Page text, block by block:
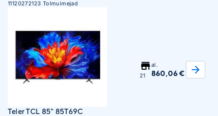
11120272123 Tolmuimejad
Teler TCL 85" 85T69C
21
al.
860,06 €